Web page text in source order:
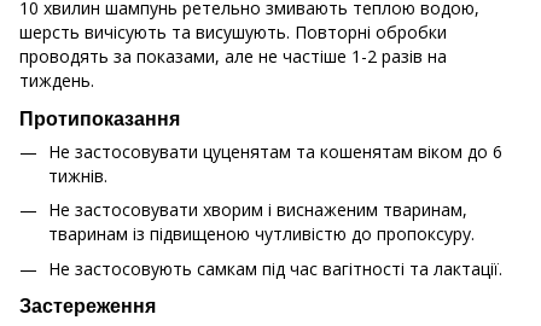
10 хвилин шампунь ретельно змивають теплою водою,
шерсть вичісують та висушують. Повторні обробки
проводять за показами, але не частіше 1-2 разів на
тиждень.
Протипоказання
Не застосовувати цуценятам та кошенятам віком до 6
тижнів.
Не застосовувати хворим і виснаженим тваринам,
тваринам із підвищеною чутливістю до пропоксуру.
Не застосовують самкам під час вагітності та лактації.
Застереження